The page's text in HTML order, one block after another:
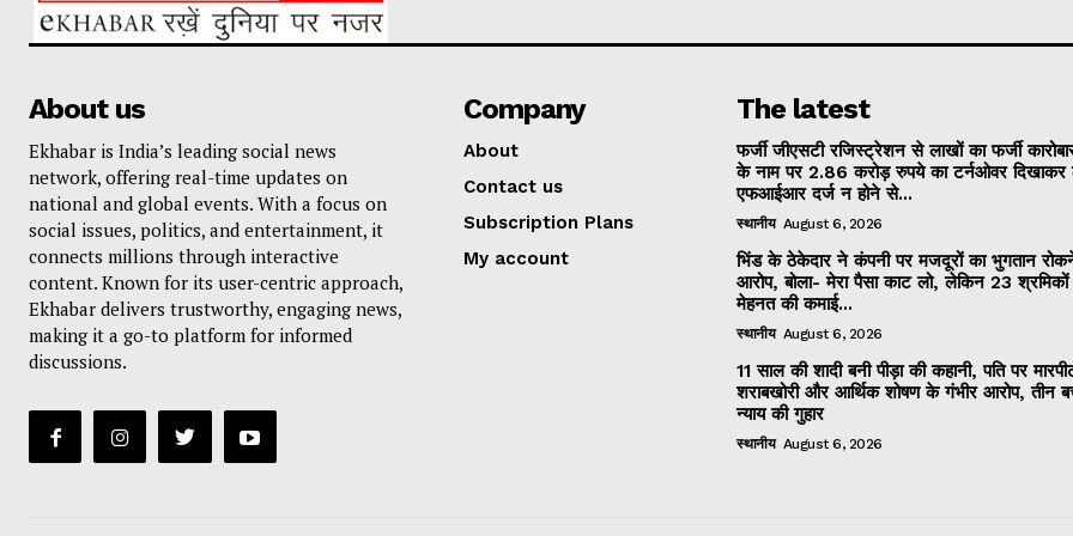
About us
Ekhabar is India’s leading social news
network, offering real-time updates on
national and global events. With a focus on
social issues, politics, and entertainment, it
connects millions through interactive
content. Known for its user-centric approach,
Ekhabar delivers trustworthy, engaging news,
making it a go-to platform for informed
discussions.
Company
About
Contact us
Subscription Plans
My account
The latest
फर्जी जीएसटी रजिस्ट्रेशन से लाखों का फर्जी
के नाम पर 2.86 करोड़ रुपये का टर्नओवर दिखाकर
एफआईआर दर्ज न होने से...
स्थानीय August 6, 2026
भिंड के ठेकेदार ने कंपनी पर मजदूरों का भुगतान
आरोप, बोला- मेरा पैसा काट लो, लेकिन 23 श्रमिकों
मेहनत की कमाई...
स्थानीय August 6, 2026
11 साल की शादी बनी पीड़ा की कहानी, पति पर
शराबखोरी और आर्थिक शोषण के गंभीर आरोप, तीन
न्याय की गुहार
स्थानीय August 6, 2026